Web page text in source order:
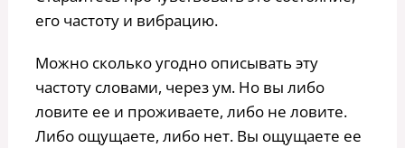
его частоту и вибрацию.
Можно сколько угодно описывать эту
частоту словами, через ум. Но вы либо
ловите ее и проживаете, либо не ловите.
Либо ощущаете, либо нет. Вы ощущаете ее